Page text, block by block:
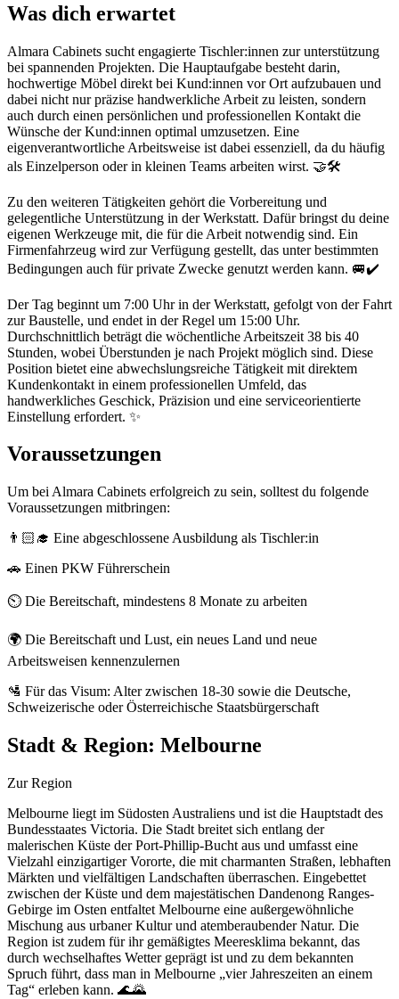
Was dich erwartet
Almara Cabinets sucht engagierte Tischler:innen zur unterstützung
bei spannenden Projekten. Die Hauptaufgabe besteht darin,
hochwertige Möbel direkt bei Kund:innen vor Ort aufzubauen und
dabei nicht nur präzise handwerkliche Arbeit zu leisten, sondern
auch durch einen persönlichen und professionellen Kontakt die
Wünsche der Kund:innen optimal umzusetzen. Eine
eigenverantwortliche Arbeitsweise ist dabei essenziell, da du häufig
als Einzelperson oder in kleinen Teams arbeiten wirst. 🤝🛠️
Zu den weiteren Tätigkeiten gehört die Vorbereitung und
gelegentliche Unterstützung in der Werkstatt. Dafür bringst du deine
eigenen Werkzeuge mit, die für die Arbeit notwendig sind. Ein
Firmenfahrzeug wird zur Verfügung gestellt, das unter bestimmten
Bedingungen auch für private Zwecke genutzt werden kann. 🚐✔️
Der Tag beginnt um 7:00 Uhr in der Werkstatt, gefolgt von der Fahrt
zur Baustelle, und endet in der Regel um 15:00 Uhr.
Durchschnittlich beträgt die wöchentliche Arbeitszeit 38 bis 40
Stunden, wobei Überstunden je nach Projekt möglich sind. Diese
Position bietet eine abwechslungsreiche Tätigkeit mit direktem
Kundenkontakt in einem professionellen Umfeld, das
handwerkliches Geschick, Präzision und eine serviceorientierte
Einstellung erfordert. ✨
Voraussetzungen
Um bei Almara Cabinets erfolgreich zu sein, solltest du folgende
Voraussetzungen mitbringen:
👨🏻‍🎓 Eine abgeschlossene Ausbildung als Tischler:in
🚗 Einen PKW Führerschein
⏲️ Die Bereitschaft, mindestens 8 Monate zu arbeiten
🌍 Die Bereitschaft und Lust, ein neues Land und neue
Arbeitsweisen kennenzulernen
🛂 Für das Visum: Alter zwischen 18-30 sowie die Deutsche,
Schweizerische oder Österreichische Staatsbürgerschaft
Stadt & Region: Melbourne
Zur Region
Melbourne liegt im Südosten Australiens und ist die Hauptstadt des
Bundesstaates Victoria. Die Stadt breitet sich entlang der
malerischen Küste der Port-Phillip-Bucht aus und umfasst eine
Vielzahl einzigartiger Vororte, die mit charmanten Straßen, lebhaften
Märkten und vielfältigen Landschaften überraschen. Eingebettet
zwischen der Küste und dem majestätischen Dandenong Ranges-
Gebirge im Osten entfaltet Melbourne eine außergewöhnliche
Mischung aus urbaner Kultur und atemberaubender Natur. Die
Region ist zudem für ihr gemäßigtes Meeresklima bekannt, das
durch wechselhaftes Wetter geprägt ist und zu dem bekannten
Spruch führt, dass man in Melbourne „vier Jahreszeiten an einem
Tag“ erleben kann. 🌊🌄